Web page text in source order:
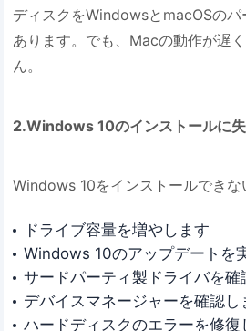
ディスクをWindowsとmacOSの
あります。でも、Macの動作が遅
ん。
2.Windows 10のインストールに
Windows 10をインストールできな
ドライブ容量を増やします
Windows 10のアップデートを
サードパーティ製ドライバを確
デバイスマネージャーを確認し
ハードディスクのエラーを修復